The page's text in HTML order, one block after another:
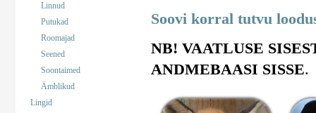
Linnud
Putukad
Roomajad
Seened
Soontaimed
Ämblikud
Lingid
Soovi korral tutvu
NB! VAATLUSE
ANDMEBAASI SISSE.